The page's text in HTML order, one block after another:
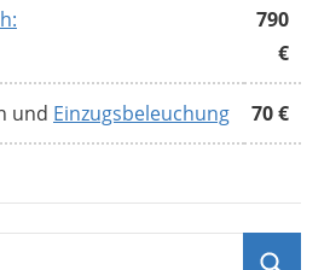
790
€
und Einzugsbeleuchung 70 €